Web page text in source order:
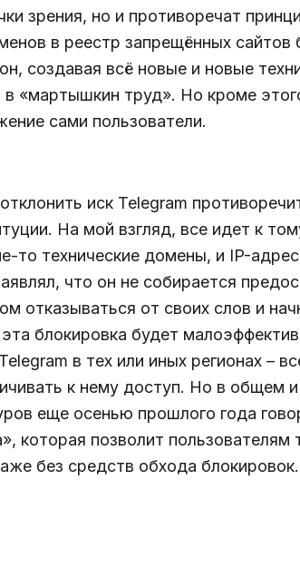
зрения, но и противоречат
в реестр запрещённых сайтов
создавая всё новые и новые
«мартышкин труд». Но кроме
сами пользователи.
иск Telegram
На мой взгляд, все идет к
то технические домены, и IP-
что он не собирается
отказываться от своих слов и
блокировка будет
в тех или иных регионах –
к нему доступ. Но в общем
еще осенью прошлого года
которая позволит
без средств обхода